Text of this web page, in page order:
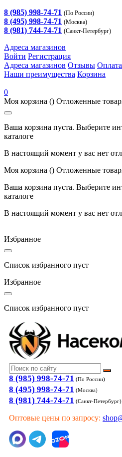
8 (985) 998-74-71 (По России)
8 (495) 998-74-71 (Москва)
8 (981) 744-74-71 (Санкт-Петербург)
Адреса магазинов
Войти Регистрация
Адреса магазинов Отзывы
Наши преимущества Корзина
0
Моя корзина () Отложенные
Ваша корзина пуста. Выберите
каталоге
В настоящий момент у вас нет
Моя корзина () Отложенные
Ваша корзина пуста. Выберите
каталоге
В настоящий момент у вас нет
Избранное
Список избранного пуст
Избранное
Список избранного пуст
8 (985) 998-74-71 (По России)
8 (495) 998-74-71 (Москва)
8 (981) 744-74-71 (Санкт-Петербург)
Оптовые цены по запросу: